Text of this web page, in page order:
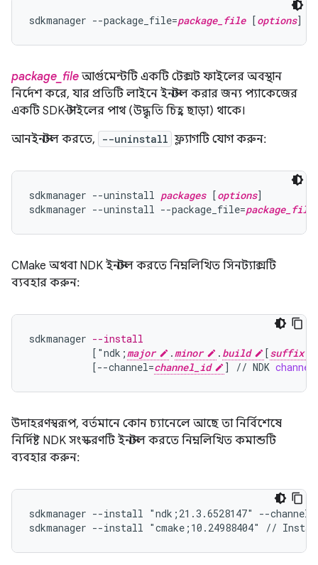
sdkmanager --package_file=package_file [options
package_file আর্গুমেন্টটি একটি টেক্সট ফাইলের অবস্থান
নির্দেশ করে, যার প্রতিটি লাইনে ইনস্টল করার জন্য প্যাকেজের
একটি SDK-স্টাইলের পাথ (উদ্ধৃতি চিহ্ন ছাড়া) থাকে।
আনইনস্টল করতে,
--uninstall ফ্ল্যাগটি যোগ করুন:
sdkmanager --uninstall packages [options]
sdkmanager --uninstall --package_file=package_file
CMake অথবা NDK ইনস্টল করতে নিম্নলিখিত সিনট্যাক্সটি
ব্যবহার করুন:
sdkmanager --install
[ "ndk;major .minor . build [suffix
[--channel=channel_id ] // NDK
উদাহরণস্বরূপ, বর্তমানে কোন চ্যানেলে আছে তা নির্বিশেষে
নির্দিষ্ট NDK সংস্করণটি ইনস্টল করতে নিম্নলিখিত কমান্ডটি
ব্যবহার করুন:
sdkmanager --install "ndk;21.3.6528147" --
sdkmanager --install "cmake;10.24988404" //